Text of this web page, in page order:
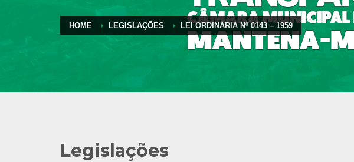
HOME LEGISLAÇÕES LEI ORDINÁRIA Nº 0143 – 1959
Legislações